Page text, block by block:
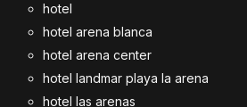
hotel
hotel arena blanca
hotel arena center
hotel landmar playa la arena
hotel las arenas